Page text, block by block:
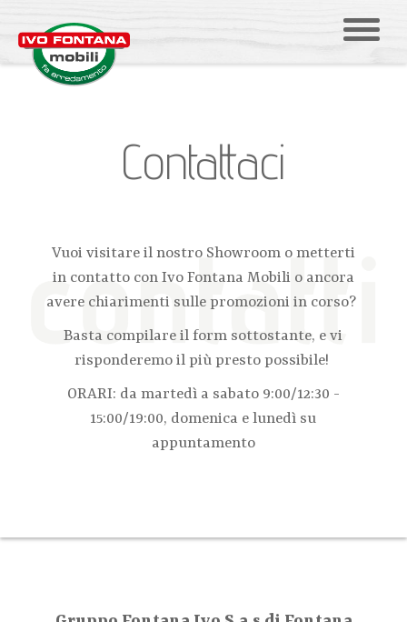
Contattaci
Vuoi visitare il nostro Showroom o metterti
in contatto con Ivo Fontana Mobili o ancora
avere chiarimenti sulle promozioni in corso?
Basta compilare il form sottostante, e vi
risponderemo il più presto possibile!
ORARI: da martedì a sabato 9:00/12:30 -
15:00/19:00, domenica e lunedì su
appuntamento